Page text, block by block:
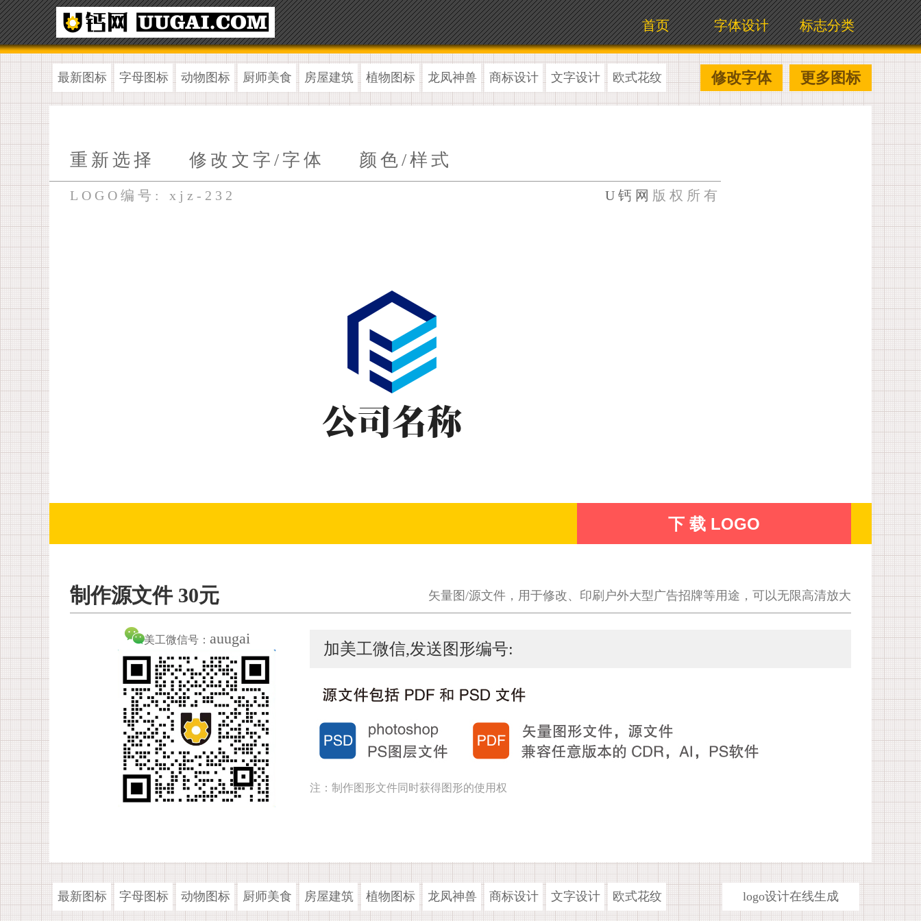
标志分类
字体设计
首页
最新图标 字母图标 动物图标 厨师美食 房屋建筑 植物图标 龙凤神兽 商标设计 文字设计 欧式花纹 更多图标
修改字体
重新选择 修改文字/字体 颜色/样式
LOGO编号: xjz-232 U钙网 版权所有
下 载 LOGO
制作源文件 30元 矢量图/源文件，用于修改、印刷户外大型广告招牌等用途，可以无限高清放大
美工微信号： auugai
加美工微信,发送图形编号:
注：制作图形文件同时获得图形的使用权
最新图标 字母图标 动物图标 厨师美食 房屋建筑 植物图标 龙凤神兽 商标设计 文字设计 欧式花纹 logo设计在线生成